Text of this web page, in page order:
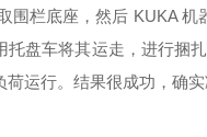
围栏底座，然后 KUKA
托盘车将其运走，进行捆
荷运行。结果很成功，确